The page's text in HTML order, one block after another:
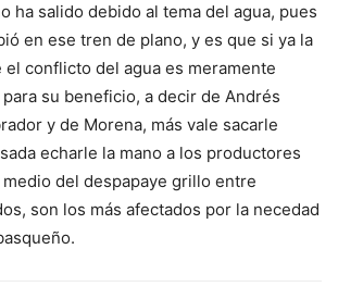
ha salido debido al tema del agua, pues
en ese tren de plano, y es que si ya la
el conflicto del agua es meramente
su beneficio, a decir de Andrés
y de Morena, más vale sacarle
echarle la mano a los productores
del despapaye grillo entre
son los más afectados por la necedad